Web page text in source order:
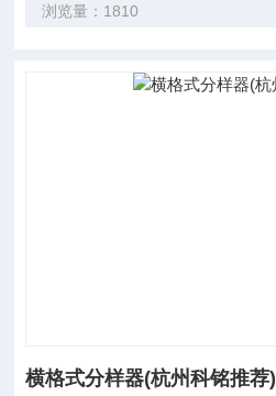
浏览量：1810
横格式分样器(杭州科铭推荐)